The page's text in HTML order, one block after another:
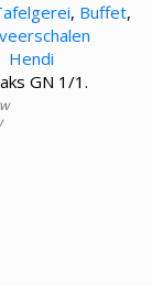
, Buffet,
Hendi
GN 1/1.